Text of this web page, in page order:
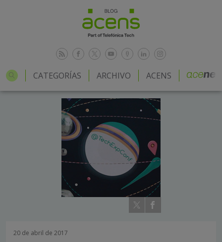
CATEGORÍAS ARCHIVO ACENS
20 de abril de 2017